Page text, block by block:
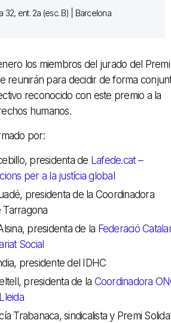
32, ent. 2a (esc. B) | Barcelona
los miembros del jurado del Premi
reunirán para decidir de forma
reconocido con este premio a la
humanos.
por:
presidenta de Lafede.cat –
per a la justícia global
presidenta de la Coordinadora
Tarragona
presidenta de la Federació
Social
presidente del IDHC
presidenta de la Coordinadora
Trabanaca, sindicalista y Premi